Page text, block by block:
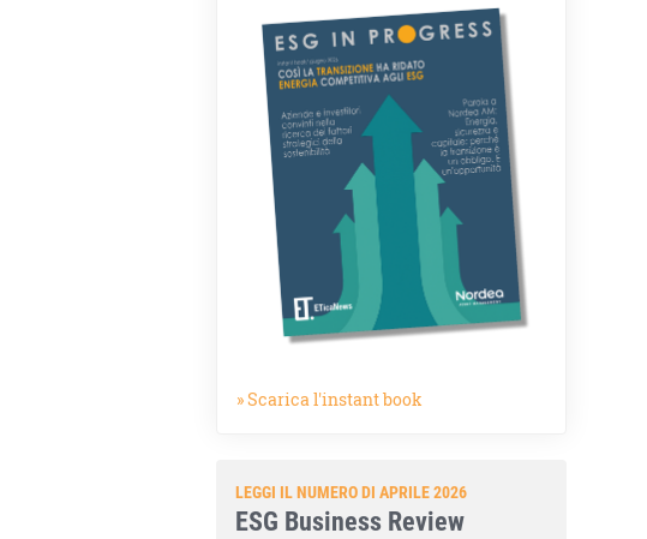
» Scarica l'instant book
LEGGI IL NUMERO DI APRILE 2026
ESG Business Review